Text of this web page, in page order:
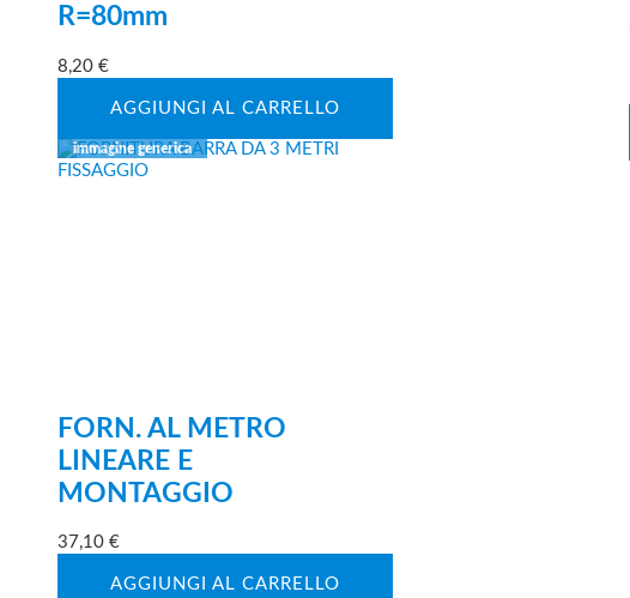
R=80mm
8,20 €
AGGIUNGI AL CARRELLO
FORN. AL METRO
LINEARE E
MONTAGGIO
37,10 €
AGGIUNGI AL CARRELLO